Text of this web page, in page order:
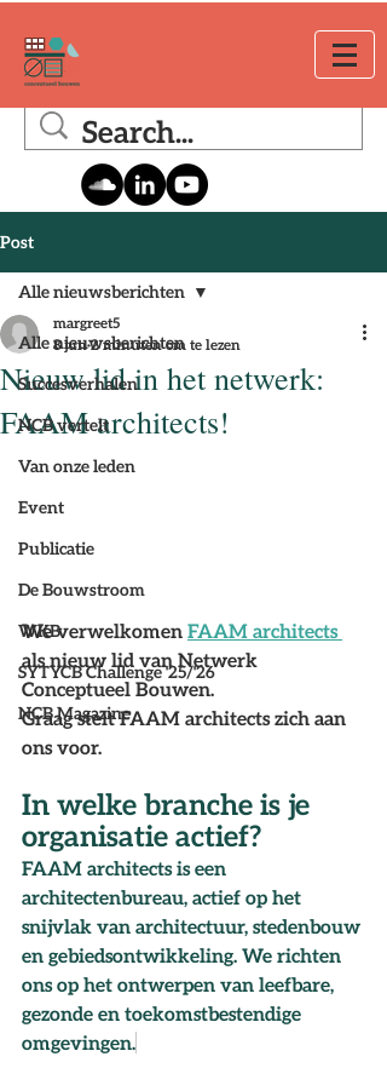
Post
Alle nieuwsberichten
Succesverhalen
NCB vertelt
Van onze leden
Event
Publicatie
De Bouwstroom
WKB
SYTYCB Challenge '25/'26
NCB Magazine
Alle nieuwsberichten
Nieuw lid in het netwerk:
FAAM architects!
margreet5
8 jun 2 minuten om te lezen
We verwelkomen FAAM architects
als nieuw lid van Netwerk
Conceptueel Bouwen.
Graag stelt FAAM architects zich aan
ons voor.
In welke branche is je
organisatie actief?
FAAM architects is een
architectenbureau, actief op het
snijvlak van architectuur, stedenbouw
en gebiedsontwikkeling. We richten
ons op het ontwerpen van leefbare,
gezonde en toekomstbestendige
omgevingen.